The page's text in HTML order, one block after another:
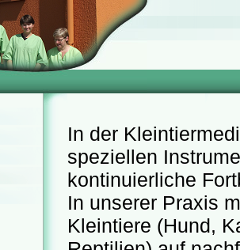
In der
speziellen
kontinuierliche
In unserer Praxis
Kleintiere (Hund,